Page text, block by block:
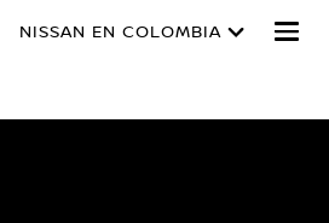
NISSAN EN COLOMBIA